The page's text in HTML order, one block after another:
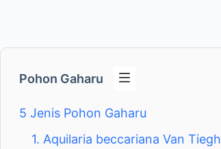
Pohon Gaharu
5 Jenis Pohon Gaharu
1. Aquilaria beccariana Van Tiegh